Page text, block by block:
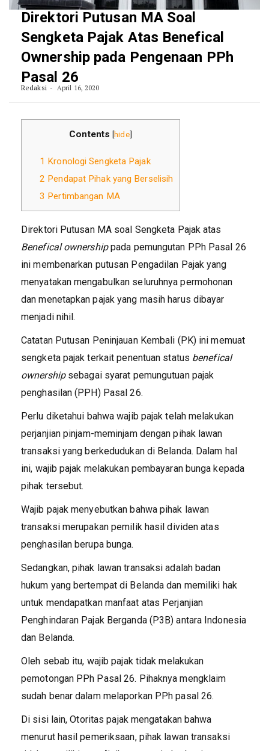
Direktori Putusan MA Soal
Sengketa Pajak Atas Benefical
Ownership pada Pengenaan PPh
Pasal 26
Redaksi April 16, 2020
Contents [hide]
1 Kronologi Sengketa Pajak
2 Pendapat Pihak yang Berselisih
3 Pertimbangan MA
Direktori Putusan MA soal Sengketa Pajak atas
Benefical ownershippada pemungutan PPh Pasal 26
ini membenarkan putusan Pengadilan Pajak yang
menyatakan mengabulkan seluruhnya permohonan
dan menetapkan pajak yang masih harus dibayar
menjadi nihil.
Catatan Putusan Peninjauan Kembali (PK) ini memuat
sengketa pajak terkait penentuan status benefical
ownershipsebagai syarat pemungutuan pajak
penghasilan (PPH) Pasal 26.
Perlu diketahui bahwa wajib pajak telah melakukan
perjanjian pinjam-meminjam dengan pihak lawan
transaksi yang berkedudukan di Belanda. Dalam hal
ini, wajib pajak melakukan pembayaran bunga kepada
pihak tersebut.
Wajib pajak menyebutkan bahwa pihak lawan
transaksi merupakan pemilik hasil dividen atas
penghasilan berupa bunga.
Sedangkan, pihak lawan transaksi adalah badan
hukum yang bertempat di Belanda dan memiliki hak
untuk mendapatkan manfaat atas Perjanjian
Penghindaran Pajak Berganda (P3B) antara Indonesia
dan Belanda.
Oleh sebab itu, wajib pajak tidak melakukan
pemotongan PPh Pasal 26. Pihaknya mengklaim
sudah benar dalam melaporkan PPh pasal 26.
Di sisi lain, Otoritas pajak mengatakan bahwa
menurut hasil pemeriksaan, pihak lawan transaksi